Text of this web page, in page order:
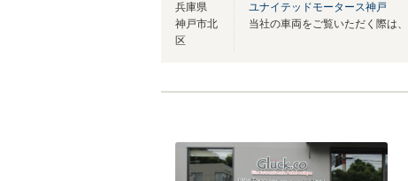
兵庫県
神戸市北
区
ユナイテッドモータース神戸